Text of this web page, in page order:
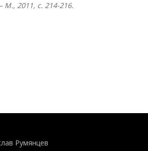
М., 2011, с. 214-216.
Румянцев